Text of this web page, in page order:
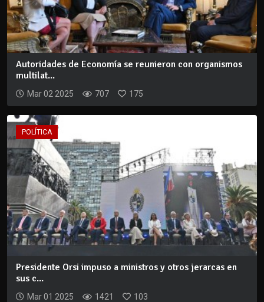
Autoridades de Economía se reunieron con organismos
multilat...
Mar 02 2025 707 175
POLÍTICA
Presidente Orsi impuso a ministros y otros jerarcas en
sus c...
Mar 01 2025 1421 103